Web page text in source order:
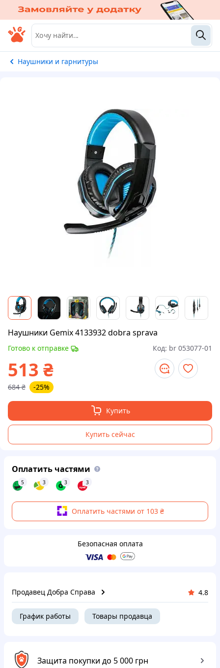
Наушники и гарнитуры
Наушники Gemix 4133932 dobra sprava
Готово к отправке Код: br 053077-01
513 ₴
684 ₴ -25%
Купить
Купить сейчас
Оплатить частями
5 3 3 3
Оплатить частями от 103 ₴
Безопасная оплата
Продавец Добра Справа 4.8
График работы Товары продавца
Защита покупки до 5 000 грн